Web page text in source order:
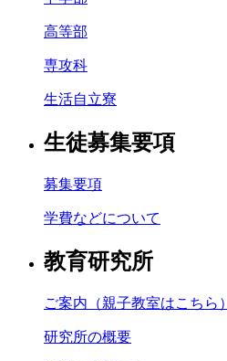
高等部
専攻科
生活自立寮
生徒募集要項
募集要項
学費などについて
教育研究所
ご案内（親子教室はこちら）
研究所の概要